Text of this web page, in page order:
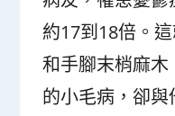
約17到18倍。
和手腳末梢麻
的小毛病，卻